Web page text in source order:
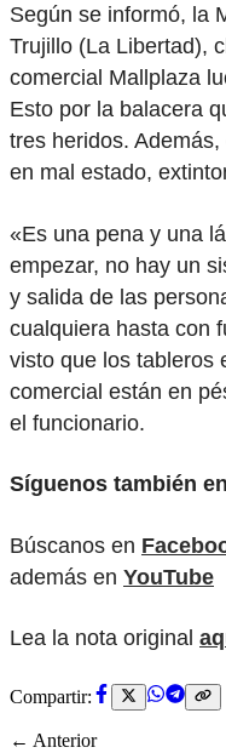
Según se informó, la
Trujillo (La Libertad),
comercial Mallplaza
Esto por la balacera
tres heridos.
en mal estado,
«Es una pena y una
empezar, no hay un
y salida de las
cualquiera hasta con
visto que los tableros
comercial están en
el funcionario.
Síguenos también
Búscanos en
además en YouTube
Lea la nota original
Compartir:
← Anterior